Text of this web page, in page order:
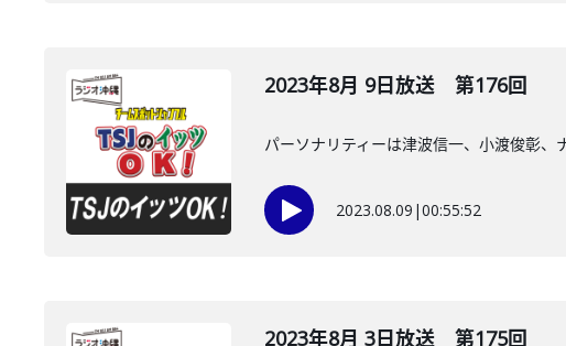
2023年8月 9日放送 第176回
パーソナリティーは津波信一、小渡俊彰、
2023.08.09 |00:55:52
2023年8月 3日放送 第175回